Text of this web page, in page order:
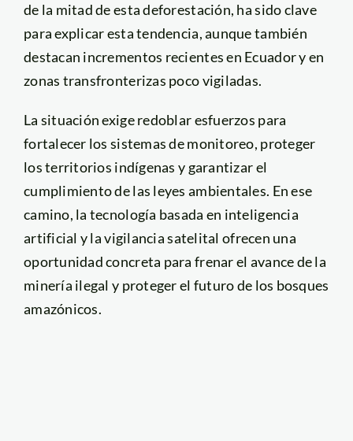
de la mitad de esta deforestación, ha sido clave
para explicar esta tendencia, aunque también
destacan incrementos recientes en Ecuador y en
zonas transfronterizas poco vigiladas.
La situación exige redoblar esfuerzos para
fortalecer los sistemas de monitoreo, proteger
los territorios indígenas y garantizar el
cumplimiento de las leyes ambientales. En ese
camino, la tecnología basada en inteligencia
artificial y la vigilancia satelital ofrecen una
oportunidad concreta para frenar el avance de la
minería ilegal y proteger el futuro de los bosques
amazónicos.